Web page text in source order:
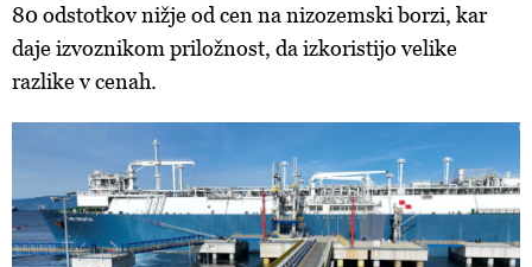
80 odstotkov nižje od cen na nizozemski borzi, kar
daje izvoznikom priložnost, da izkoristijo velike
razlike v cenah.